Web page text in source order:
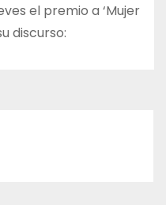
el premio a ‘Mujer
discurso: